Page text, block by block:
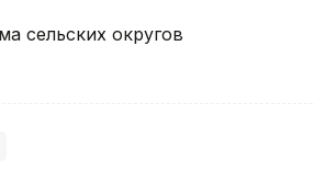
сельских округов